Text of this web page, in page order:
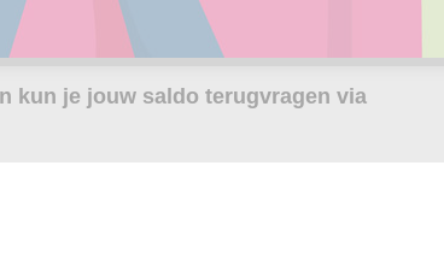
kun je jouw saldo terugvragen via